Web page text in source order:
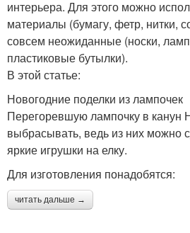
интерьера. Для этого можно
материалы (бумагу, фетр, нитки,
совсем неожиданные (носки,
пластиковые бутылки).
В этой статье:
Новогодние поделки из лампочек
Перегоревшую лампочку в канун
выбрасывать, ведь из них можно
яркие игрушки на елку.
Для изготовления понадобятся:
читать дальше →